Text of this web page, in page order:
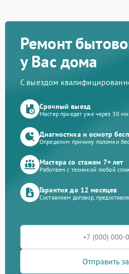
Ремонт
у Вас дома
С выездом
Срочный выезд
Мастер приедет уже через 30
Диагностика и осмотр
Определим причину поломки
Мастера со стажем 7+ лет
Работаем с техникой любой
Гарантия до 12 месяцев
Составляем договор,
Отправить